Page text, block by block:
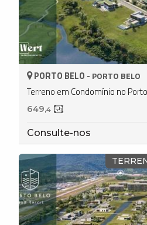
PORTO BELO - PORTO BELO
Terreno em Condomínio no
649,4
Consulte-nos